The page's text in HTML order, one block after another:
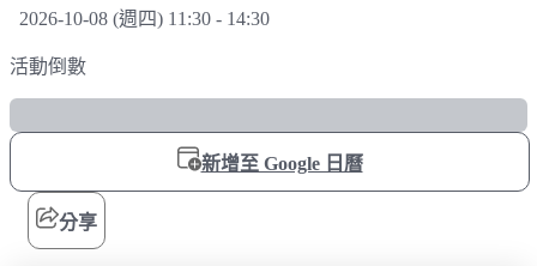
2026-10-08 (週四) 11:30 - 14:30
活動倒數
新增至 Google 日曆
分享